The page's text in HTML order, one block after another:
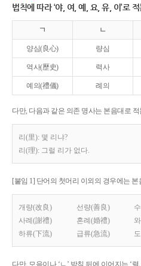
법칙에 따라 ‘야, 여, 예, 요, 유, 이’로
ㄱ ㄴ
양심(良心) 량심
역사(歷史) 력사
예의(禮儀) 례의
다만, 다음과 같은 의존 명사는 본음대로 적
리(里): 몇 리냐?
리(理): 그럴 리가 없다.
[붙임 1] 단어의 첫머리 이외의 경우에는 본
개량(改良) 선량(善良)
사례(謝禮)
혼례(婚禮)
하류(下流)
급류(急流)
다만, 모음이나 ‘ㄴ’ 받침 뒤에 이어지는 ‘